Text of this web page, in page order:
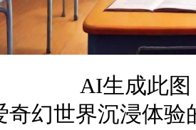
AI生成此
世界沉浸体验